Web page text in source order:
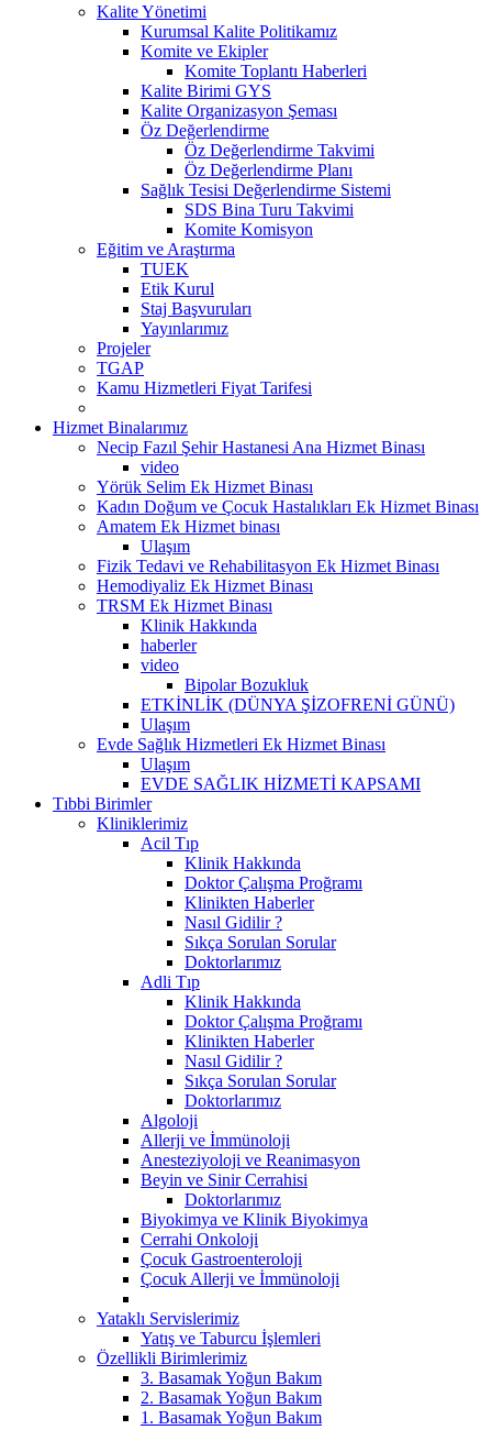
Kalite Yönetimi
Kurumsal Kalite Politikamız
Komite ve Ekipler
Komite Toplantı Haberleri
Kalite Birimi GYS
Kalite Organizasyon Şeması
Öz Değerlendirme
Öz Değerlendirme Takvimi
Öz Değerlendirme Planı
Sağlık Tesisi Değerlendirme Sistemi
SDS Bina Turu Takvimi
Komite Komisyon
Eğitim ve Araştırma
TUEK
Etik Kurul
Staj Başvuruları
Yayınlarımız
Projeler
TGAP
Kamu Hizmetleri Fiyat Tarifesi
Hizmet Binalarımız
Necip Fazıl Şehir Hastanesi Ana Hizmet Binası
video
Yörük Selim Ek Hizmet Binası
Kadın Doğum ve Çocuk Hastalıkları Ek Hizmet Binası
Amatem Ek Hizmet binası
Ulaşım
Fizik Tedavi ve Rehabilitasyon Ek Hizmet Binası
Hemodiyaliz Ek Hizmet Binası
TRSM Ek Hizmet Binası
Klinik Hakkında
haberler
video
Bipolar Bozukluk
ETKİNLİK (DÜNYA ŞİZOFRENİ GÜNÜ)
Ulaşım
Evde Sağlık Hizmetleri Ek Hizmet Binası
Ulaşım
EVDE SAĞLIK HİZMETİ KAPSAMI
Tıbbi Birimler
Kliniklerimiz
Acil Tıp
Klinik Hakkında
Doktor Çalışma Proğramı
Klinikten Haberler
Nasıl Gidilir ?
Sıkça Sorulan Sorular
Doktorlarımız
Adli Tıp
Klinik Hakkında
Doktor Çalışma Proğramı
Klinikten Haberler
Nasıl Gidilir ?
Sıkça Sorulan Sorular
Doktorlarımız
Algoloji
Allerji ve İmmünoloji
Anesteziyoloji ve Reanimasyon
Beyin ve Sinir Cerrahisi
Doktorlarımız
Biyokimya ve Klinik Biyokimya
Cerrahi Onkoloji
Çocuk Gastroenteroloji
Çocuk Allerji ve İmmünoloji
Yataklı Servislerimiz
Yatış ve Taburcu İşlemleri
Özellikli Birimlerimiz
3. Basamak Yoğun Bakım
2. Basamak Yoğun Bakım
1. Basamak Yoğun Bakım